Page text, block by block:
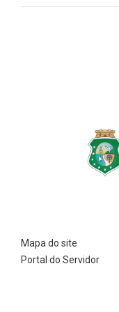
Mapa do site
Portal do Servidor